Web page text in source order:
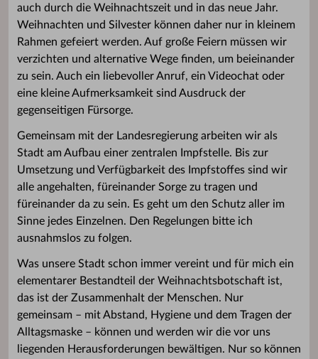
auch durch die Weihnachtszeit und in das neue Jahr.
Weihnachten und Silvester können daher nur in kleinem
Rahmen gefeiert werden. Auf große Feiern müssen wir
verzichten und alternative Wege finden, um beieinander
zu sein. Auch ein liebevoller Anruf, ein Videochat oder
eine kleine Aufmerksamkeit sind Ausdruck der
gegenseitigen Fürsorge.
Gemeinsam mit der Landesregierung arbeiten wir als
Stadt am Aufbau einer zentralen Impfstelle. Bis zur
Umsetzung und Verfügbarkeit des Impfstoffes sind wir
alle angehalten, füreinander Sorge zu tragen und
füreinander da zu sein. Es geht um den Schutz aller im
Sinne jedes Einzelnen. Den Regelungen bitte ich
ausnahmslos zu folgen.
Was unsere Stadt schon immer vereint und für mich ein
elementarer Bestandteil der Weihnachtsbotschaft ist,
das ist der Zusammenhalt der Menschen. Nur
gemeinsam – mit Abstand, Hygiene und dem Tragen der
Alltagsmaske – können und werden wir die vor uns
liegenden Herausforderungen bewältigen. Nur so können